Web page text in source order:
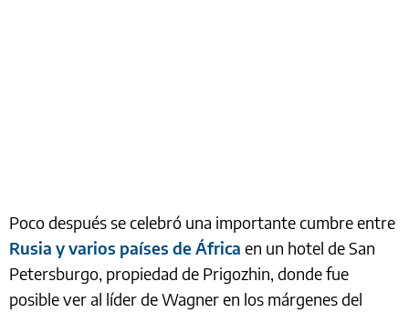
Poco después se celebró una importante cumbre entre
Rusia y varios países de África en un hotel de San
Petersburgo, propiedad de Prigozhin, donde fue
posible ver al líder de Wagner en los márgenes del